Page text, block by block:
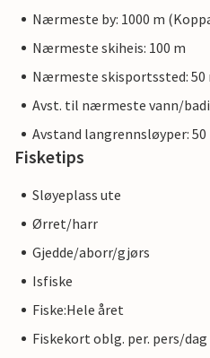
Nærmeste by: 1000 m
Nærmeste skiheis: 100 m
Nærmeste skisportssted: 50
Avst. til nærmeste vann/
Avstand langrennsløyper: 50
Fisketips
Sløyeplass ute
Ørret/harr
Gjedde/aborr/gjørs
Isfiske
Fiske:Hele året
Fiskekort oblg. per. pers/dag